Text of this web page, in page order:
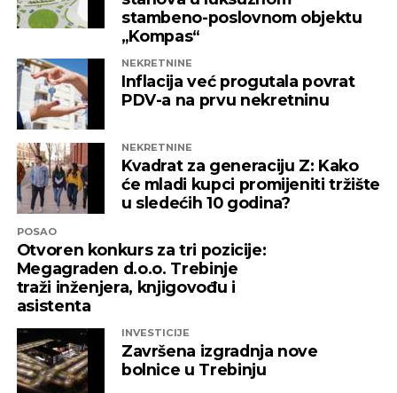
nadležne institucije da što prije pronađu
adekvatno rješenje kako ni jedna druga
domaća kompanija u budućnosti ne bi bila
izložena nezabilježenoj diskriminaciji”
saopšteno je iz “Invictusa”.
Kažu i da su sada izloženi potezima koji nemaju bilo
kakve veze sa normalnim poslovanjem i
poštovanjem zakonskih normi, a da ih relevantne
institucije kao savjesnog poslovnog subjekta nisu u
stanju zaštiti, zbog čega moraju priznati da je teško
pronaći adekvatniji odgovor koji ne bi uključivao
ozbiljnije rezove u samoj kompaniji.
Podsjetimo, 18. juna ove godine američka
uvela je sankcije nizu kompanija koje “čine mrežu
podrške predsjedniku Republike Srpske Miloradu
Dodiku”, a “Infinity International” se našao među
stambeno-poslovnom objektu
„Kompas“
NEKRETNINE
Inflacija već progutala povrat
PDV-a na prvu nekretninu
NEKRETNINE
Kvadrat za generaciju Z: Kako
će mladi kupci promijeniti tržište
u sledećih 10 godina?
POSAO
Otvoren konkurs za tri pozicije:
Megagraden d.o.o. Trebinje
traži inženjera, knjigovođu i
asistenta
INVESTICIJE
Završena izgradnja nove
bolnice u Trebinju